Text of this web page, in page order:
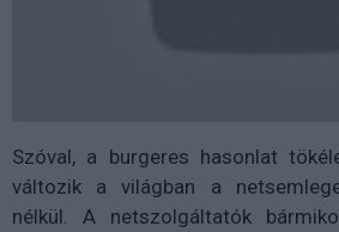
Szóval, a burgeres hasonlat
változik a világban a
nélkül. A netszolgáltatók